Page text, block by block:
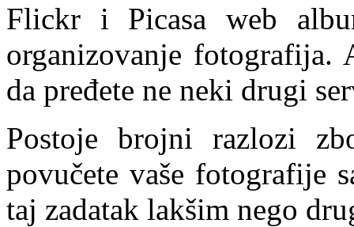
Flickr i Picasa web
organizovanje fotografija.
da pređete ne neki drugi
Postoje brojni razlozi
povučete vaše fotografije
taj zadatak lakšim nego